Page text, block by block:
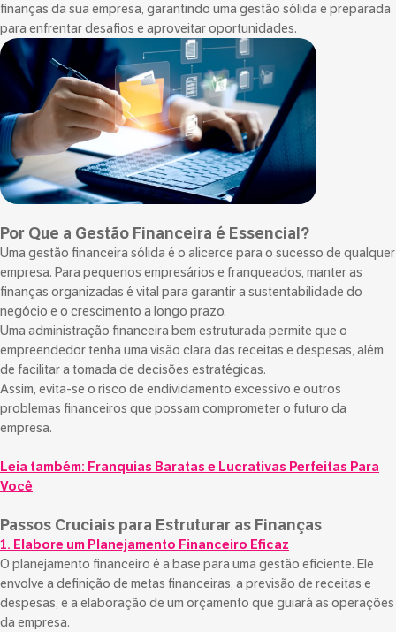
finanças da sua empresa, garantindo uma gestão sólida e preparada
para enfrentar desafios e aproveitar oportunidades.
Por Que a Gestão Financeira é Essencial?
Uma gestão financeira sólida é o alicerce para o sucesso de qualquer
empresa. Para pequenos empresários e franqueados, manter as
finanças organizadas é vital para garantir a sustentabilidade do
negócio e o crescimento a longo prazo.
Uma administração financeira bem estruturada permite que o
empreendedor tenha uma visão clara das receitas e despesas, além
de facilitar a tomada de decisões estratégicas.
Assim, evita-se o risco de endividamento excessivo e outros
problemas financeiros que possam comprometer o futuro da
empresa.
Leia também: Franquias Baratas e Lucrativas Perfeitas Para
Você
Passos Cruciais para Estruturar as Finanças
1. Elabore um Planejamento Financeiro Eficaz
O planejamento financeiro é a base para uma gestão eficiente. Ele
envolve a definição de metas financeiras, a previsão de receitas e
despesas, e a elaboração de um orçamento que guiará as operações
da empresa.